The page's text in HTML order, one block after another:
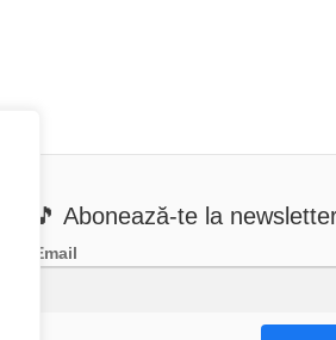
🎵 Abonează-te la
Email